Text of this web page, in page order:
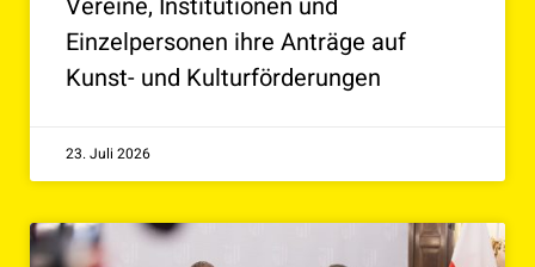
Einzelpersonen ihre Anträge auf
Kunst- und Kulturförderungen
23. Juli 2026